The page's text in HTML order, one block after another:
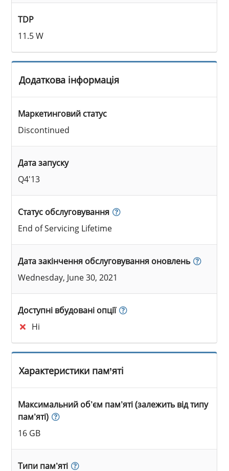
TDP
11.5 W
Додаткова інформація
Маркетинговий статус
Discontinued
Дата запуску
Q4'13
Статус обслуговування
End of Servicing Lifetime
Дата закінчення обслуговування оновлень
Wednesday, June 30, 2021
Доступні вбудовані опції
Ні
Характеристики пам’яті
Максимальний об’єм пам’яті (залежить від типу
пам’яті)
16 GB
Типи пам’яті